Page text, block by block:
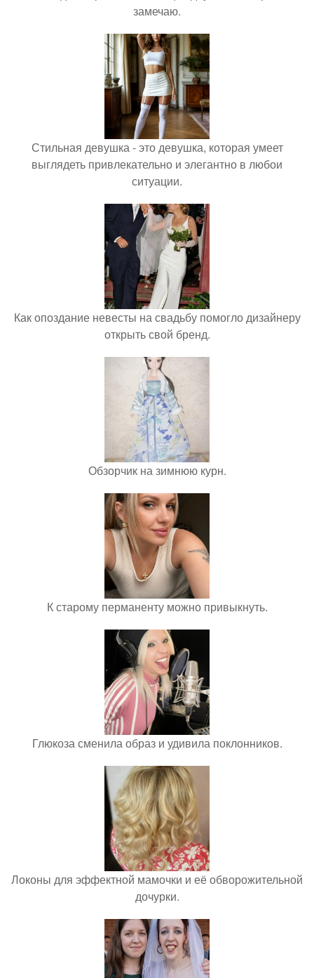
замечаю.
Стильная девушка - это девушка, которая умеет
выглядеть привлекательно и элегантно в любои
ситуации.
Как опоздание невесты на свадьбу помогло дизайнеру
открыть свой бренд.
Обзорчик на зимнюю курн.
К старому перманенту можно привыкнуть.
Глюкоза сменила образ и удивила поклонников.
Локоны для эффектной мамочки и её обворожительной
дочурки.